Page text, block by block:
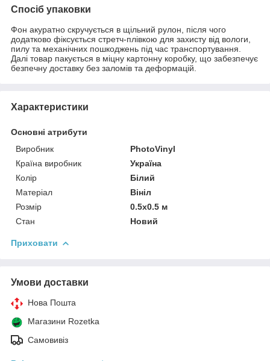
Спосіб упаковки
Фон акуратно скручується в щільний рулон, після чого
додатково фіксується стретч-плівкою для захисту від вологи,
пилу та механічних пошкоджень під час транспортування.
Далі товар пакується в міцну картонну коробку, що забезпечує
безпечну доставку без заломів та деформацій.
Характеристики
Основні атрибути
Виробник
PhotoVinyl
Країна виробник
Україна
Колір
Білий
Матеріал
Вініл
Розмір
0.5x0.5 м
Стан
Новий
Приховати
Умови доставки
Нова Пошта
Магазини Rozetka
Самовивіз